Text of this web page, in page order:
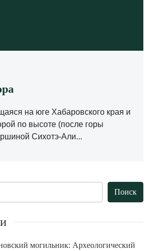
на юге Хабаровского края и
по высоте (после горы
Сихотэ-Али...
могильник: Археологический